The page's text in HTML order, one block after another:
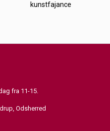
kunstfajance
fra 11-15.
Odsherred